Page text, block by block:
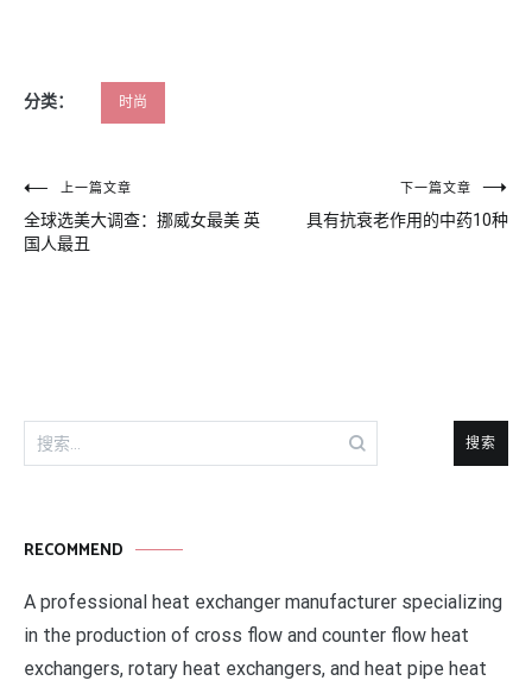
分类： 时尚
文
章
上一篇文章
全球选美大调查：挪威女最美 英
国人最丑
下一篇文章
具有抗衰老作用的中药10种
搜
索：
RECOMMEND
A professional heat exchanger manufacturer specializing
in the production of cross flow and counter flow heat
exchangers, rotary heat exchangers, and heat pipe heat